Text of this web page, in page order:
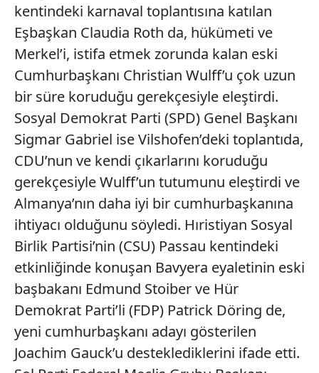
kentindeki karnaval toplantısına katılan
Eşbaşkan Claudia Roth da, hükümeti ve
Merkel’i, istifa etmek zorunda kalan eski
Cumhurbaşkanı Christian Wulff’u çok uzun
bir süre koruduğu gerekçesiyle eleştirdi.
Sosyal Demokrat Parti (SPD) Genel Başkanı
Sigmar Gabriel ise Vilshofen’deki toplantıda,
CDU’nun ve kendi çıkarlarını koruduğu
gerekçesiyle Wulff’un tutumunu eleştirdi ve
Almanya’nın daha iyi bir cumhurbaşkanına
ihtiyacı olduğunu söyledi. Hıristiyan Sosyal
Birlik Partisi’nin (CSU) Passau kentindeki
etkinliğinde konuşan Bavyera eyaletinin eski
başbakanı Edmund Stoiber ve Hür
Demokrat Parti’li (FDP) Patrick Döring de,
yeni cumhurbaşkanı adayı gösterilen
Joachim Gauck’u desteklediklerini ifade etti.